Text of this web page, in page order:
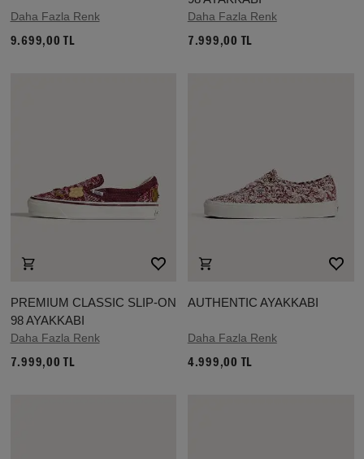
Daha Fazla Renk
9.699,00 TL
Daha Fazla Renk
7.999,00 TL
PREMIUM CLASSIC SLIP-ON
98 AYAKKABI
Daha Fazla Renk
7.999,00 TL
AUTHENTIC AYAKKABI
Daha Fazla Renk
4.999,00 TL